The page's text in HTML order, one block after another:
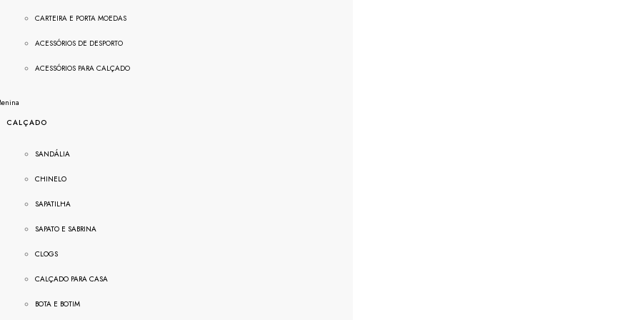
CARTEIRA E PORTA MOEDAS
ACESSÓRIOS DE DESPORTO
ACESSÓRIOS PARA CALÇADO
CALÇADO
SANDÁLIA
CHINELO
SAPATILHA
SAPATO E SABRINA
CLOGS
CALÇADO PARA CASA
BOTA E BOTIM